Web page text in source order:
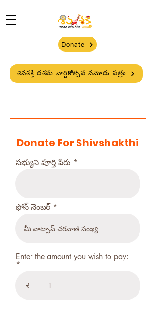
Donate
శివశక్తి దశమ వార్షికోత్సవ నమోదు పత్రం
Donate For Shivshakthi
సభ్యుని పూర్తి పేరు
ఫోన్ నెంబర్
Enter the amount you wish to pay:
₹